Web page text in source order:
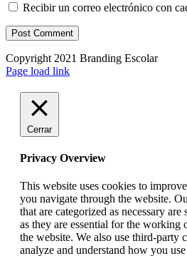
Recibir un correo electrónico con
Copyright 2021 Branding Escolar
X
Instagram
LinkedIn
YouTube
Email
Facebook
Page load link
Cerrar
Privacy Overview
This website uses cookies to
you navigate through the website.
that are categorized as necessary
as they are essential for the working
the website. We also use third-party
analyze and understand how you